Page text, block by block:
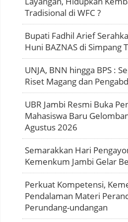
Tradisional di WFC ?
Bupati Fadhil Arief
Huni BAZNAS di Simpang
UNJA, BNN hingga BPS :
Riset Magang dan
UBR Jambi Resmi Buka
Mahasiswa Baru
Agustus 2026
Semarakkan Hari
Kemenkum Jambi Gelar
Perkuat Kompetensi,
Pendalaman Materi
Perundang-undangan